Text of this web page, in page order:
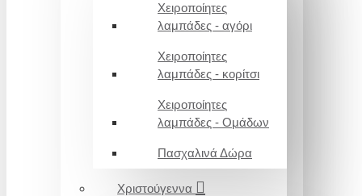
Χειροποίητες
λαμπάδες - αγόρι
Χειροποίητες
λαμπάδες - κορίτσι
Χειροποίητες
λαμπάδες - Ομάδων
Πασχαλινά Δώρα
Χριστούγεννα